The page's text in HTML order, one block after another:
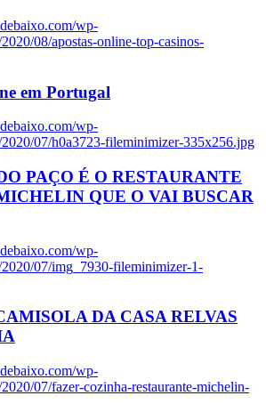
wp-
08/apostas-online-top-casinos-
em Portugal
wp-
07/h0a3723-fileminimizer-335x256.jpg
PAÇO É O RESTAURANTE
QUE O VAI BUSCAR
wp-
2020/07/img_7930-fileminimizer-1-
DA CASA RELVAS
wp-
07/fazer-cozinha-restaurante-michelin-